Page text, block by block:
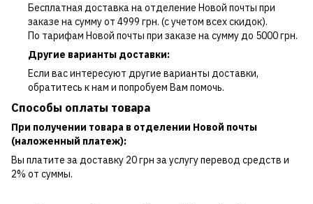
Бесплатная доставка на отделение Новой почты при
заказе на сумму от 4999 грн. (с учетом всех скидок).
По тарифам Новой почты при заказе на сумму до 5000 грн.
Другие варианты доставки:
Если вас интересуют другие варианты доставки,
обратитесь к нам и попробуем Вам помочь.
Способы оплаты товара
При получении товара в отделении Новой почты
(наложенный платеж):
Вы платите за доставку 20 грн за услугу перевод средств и
2% от суммы.